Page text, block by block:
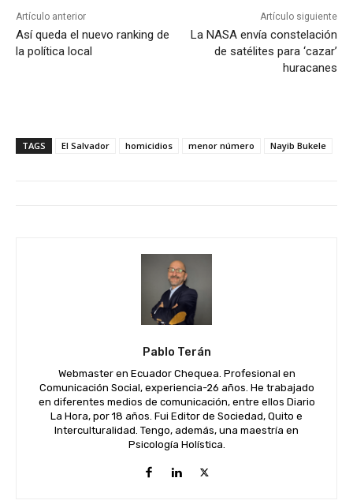
Artículo anterior
Así queda el nuevo ranking de
la política local
Artículo siguiente
La NASA envía constelación
de satélites para ‘cazar’
huracanes
TAGS El Salvador homicidios menor número Nayib Bukele
Pablo Terán
Webmaster en Ecuador Chequea. Profesional en
Comunicación Social, experiencia-26 años. He trabajado
en diferentes medios de comunicación, entre ellos Diario
La Hora, por 18 años. Fui Editor de Sociedad, Quito e
Interculturalidad. Tengo, además, una maestría en
Psicología Holística.